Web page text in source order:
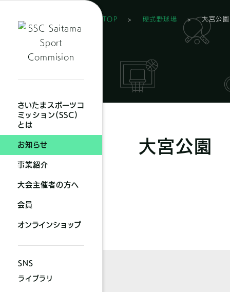
さいたまスポーツコ
ミッション(SSC)
とは
お知らせ
事業紹介
大会主催者の方へ
会員
オンラインショップ
SNS
ライブラリ
TOP > 硬式野球場 > 大宮公園
大宮公園